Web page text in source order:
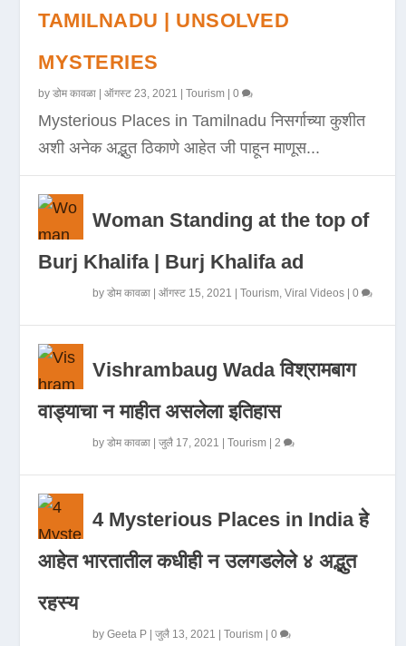
TAMILNADU | UNSOLVED
MYSTERIES
byडोम कावळा |ऑगस्ट 23, 2021 |Tourism |0
Mysterious Places in Tamilnadu निसर्गाच्या कुशीत
अशी अनेक अद्भुत ठिकाणे आहेत जी पाहून माणूस...
Woman Standing at the top of
Burj Khalifa | Burj Khalifa ad
byडोम कावळा |ऑगस्ट 15, 2021 |Tourism,Viral Videos |0
Vishrambaug Wada विश्रामबाग
वाड्याचा न माहीत असलेला इतिहास
byडोम कावळा |जुलै 17, 2021 |Tourism |2
4 Mysterious Places in India हे
आहेत भारतातील कधीही न उलगडलेले ४ अद्भुत
रहस्य
byGeeta P |जुलै 13, 2021 |Tourism |0